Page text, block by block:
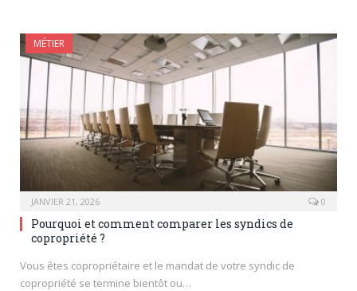
MÉTIER
JANVIER 21, 2026 0
Pourquoi et comment comparer les syndics de
copropriété ?
Vous êtes copropriétaire et le mandat de votre syndic de
copropriété se termine bientôt ou…